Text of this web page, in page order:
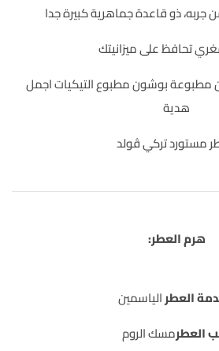
جربه، ذو قاعدة جماهرية كبيرة جدا
تحافظ على ميزانيتك
بوشون مطبوع التيكيات اجمل
هدية
مستورد تركي ڤولد
هرم العطر:
العطرالياسمين
العطرمسك الروم